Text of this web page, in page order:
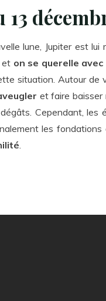
lune, Jupiter est lui
et on se querelle avec
situation. Autour de
et faire baisser
Cependant, les
les fondations
.